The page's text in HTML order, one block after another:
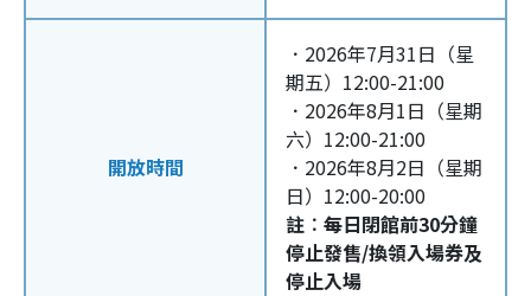
開放時間
．2026年7月31日（星
期五）12:00-21:00
．2026年8月1日（星期
六）12:00-21:00
．2026年8月2日（星期
日）12:00-20:00
註︰每日閉館前30分鐘
停止發售/換領入場券及
停止入場